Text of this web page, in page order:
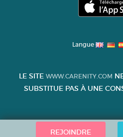
REJOINDRE
Langue
LE SITE WWW.CARENITY.COM
SUBSTITUE PAS À UNE